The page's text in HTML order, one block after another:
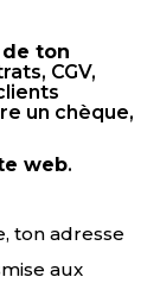
ton
CGV,
un chèque,
web.
ton adresse
aux